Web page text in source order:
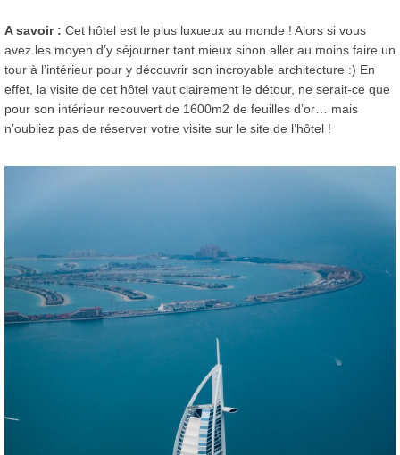
A savoir : Cet hôtel est le plus luxueux au monde ! Alors si vous
avez les moyen d’y séjourner tant mieux sinon aller au moins faire un
tour à l’intérieur pour y découvrir son incroyable architecture :) En
effet, la visite de cet hôtel vaut clairement le détour, ne serait-ce que
pour son intérieur recouvert de 1600m2 de feuilles d’or… mais
n’oubliez pas de réserver votre visite sur le site de l’hôtel !